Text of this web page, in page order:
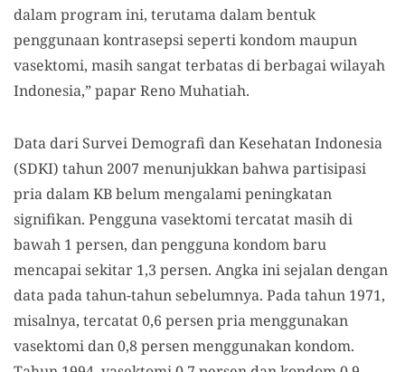
dalam program ini, terutama dalam bentuk
penggunaan kontrasepsi seperti kondom maupun
vasektomi, masih sangat terbatas di berbagai wilayah
Indonesia,” papar Reno Muhatiah.
Data dari Survei Demografi dan Kesehatan Indonesia
(SDKI) tahun 2007 menunjukkan bahwa partisipasi
pria dalam KB belum mengalami peningkatan
signifikan. Pengguna vasektomi tercatat masih di
bawah 1 persen, dan pengguna kondom baru
mencapai sekitar 1,3 persen. Angka ini sejalan dengan
data pada tahun-tahun sebelumnya. Pada tahun 1971,
misalnya, tercatat 0,6 persen pria menggunakan
vasektomi dan 0,8 persen menggunakan kondom.